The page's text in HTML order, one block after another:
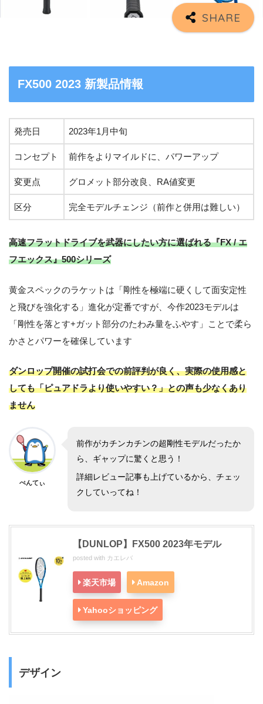
FX500 2023 新製品情報
発売日 2023年1月中旬
コンセプト 前作をよりマイルドに、パワーアップ
変更点 グロメット部分改良、RA値変更
区分 完全モデルチェンジ（前作と併用は難しい）
高速フラットドライブを武器にしたい方に選ばれる『FX / エ
フエックス』500シリーズ
黄金スペックのラケットは「剛性を極端に硬くして面安定性
と飛びを強化する」進化が定番ですが、今作2023モデルは
「剛性を落とす+ガット部分のたわみ量をふやす」ことで柔ら
かさとパワーを確保しています
ダンロップ開催の試打会での前評判が良く、実際の使用感と
しても「ピュアドラより使いやすい？」との声も少なくあり
ません
ぺんてぃ
前作がカチンカチンの超剛性モデルだったか
ら、ギャップに驚くと思う！
詳細レビュー記事も上げているから、チェッ
クしていってね！
【DUNLOP】FX500 2023年モデル
posted with カエレバ
楽天市場 Amazon
Yahooショッピング
デザイン